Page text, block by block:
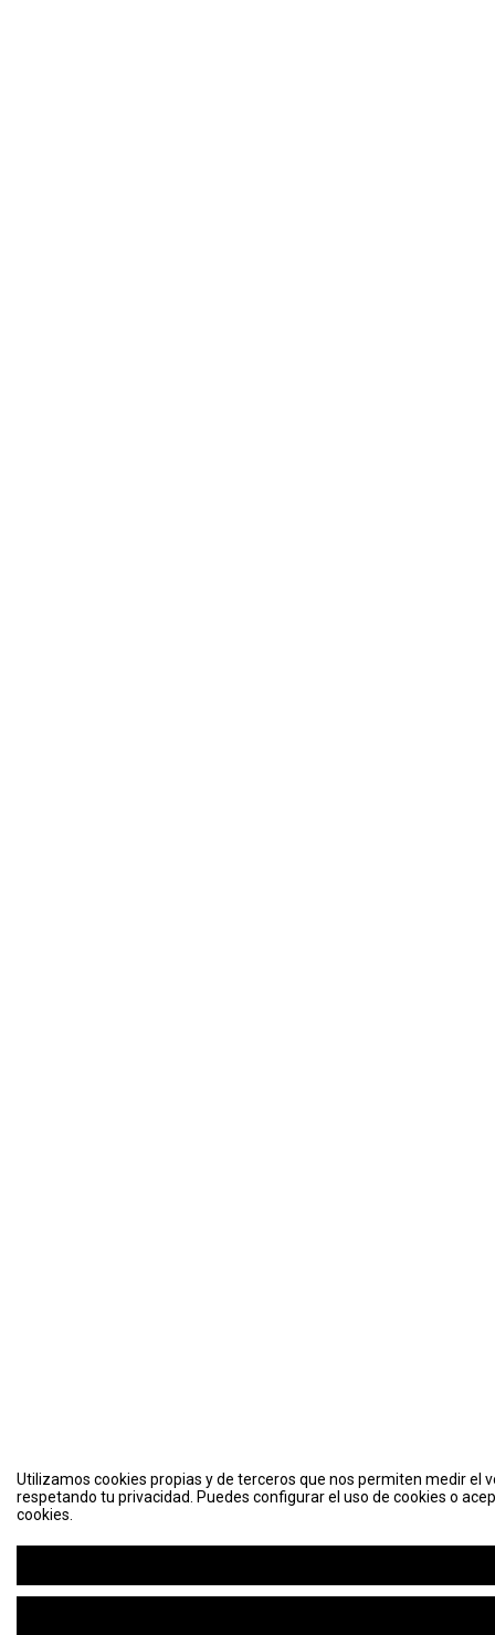
Utilizamos cookies propias y de terceros que nos permiten medir el
respetando tu privacidad. Puedes configurar el uso de cookies o
cookies.